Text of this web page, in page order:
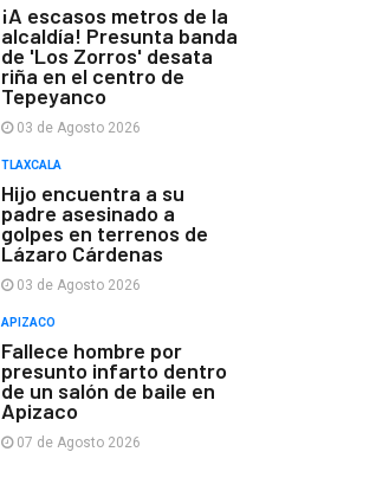
¡A escasos metros de la
alcaldía! Presunta banda
de 'Los Zorros' desata
riña en el centro de
Tepeyanco
03 de Agosto 2026
TLAXCALA
Hijo encuentra a su
padre asesinado a
golpes en terrenos de
Lázaro Cárdenas
03 de Agosto 2026
APIZACO
Fallece hombre por
presunto infarto dentro
de un salón de baile en
Apizaco
07 de Agosto 2026